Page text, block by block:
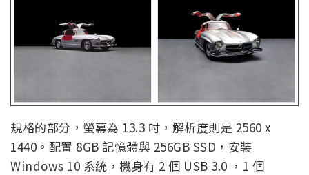
規格的部分，螢幕為 13.3 吋，解析度則是 2560 x
1440。配置 8GB 記憶體與 256GB SSD，安裝
Windows 10 系統，機身有 2 個 USB 3.0 ，1 個